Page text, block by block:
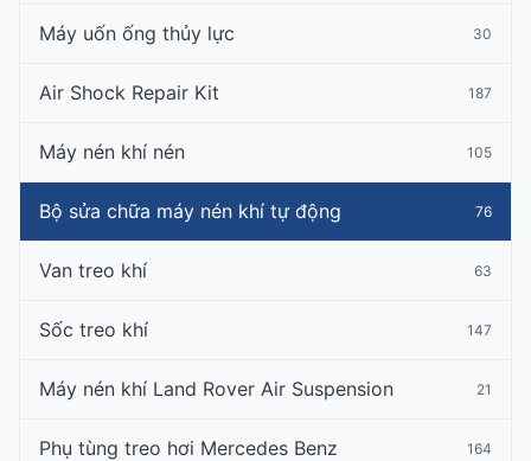
Máy uốn ống thủy lực 30
Air Shock Repair Kit 187
Máy nén khí nén 105
Bộ sửa chữa máy nén khí tự động 76
Van treo khí 63
Sốc treo khí 147
Máy nén khí Land Rover Air Suspension 21
Phụ tùng treo hơi Mercedes Benz 164